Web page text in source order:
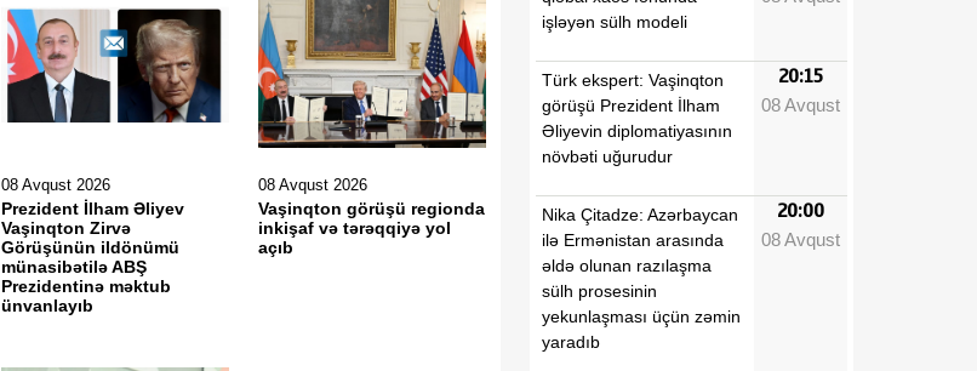
08 Avqust 2026
Prezident İlham Əliyev
Vaşinqton Zirvə
Görüşünün ildönümü
münasibətilə ABŞ
Prezidentinə məktub
ünvanlayıb
08 Avqust 2026
Vaşinqton görüşü regionda
inkişaf və tərəqqiyə yol
açıb
işləyən sülh modeli
Türk ekspert: Vaşinqton
görüşü Prezident İlham
Əliyevin diplomatiyasının
növbəti uğurudur
20:15
08 Avqust
Nika Çitadze: Azərbaycan
ilə Ermənistan arasında
əldə olunan razılaşma
sülh prosesinin
yekunlaşması üçün zəmin
yaradıb
20:00
08 Avqust